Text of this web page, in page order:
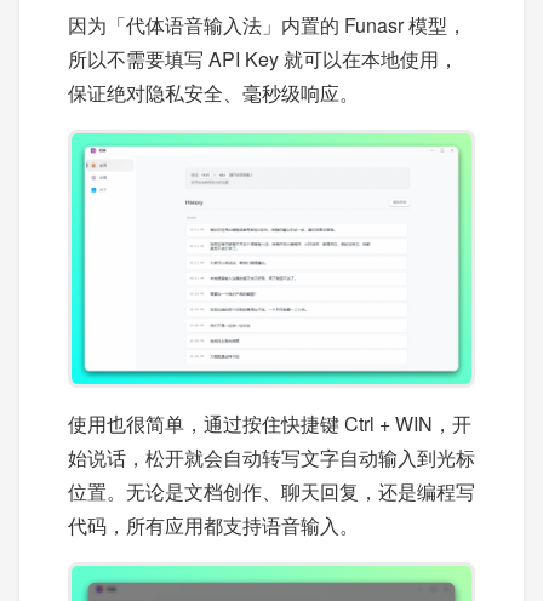
因为「代体语音输入法」内置的 Funasr 模型，
所以不需要填写 API Key 就可以在本地使用，
保证绝对隐私安全、毫秒级响应。
使用也很简单，通过按住快捷键 Ctrl + WIN，开
始说话，松开就会自动转写文字自动输入到光标
位置。无论是文档创作、聊天回复，还是编程写
代码，所有应用都支持语音输入。